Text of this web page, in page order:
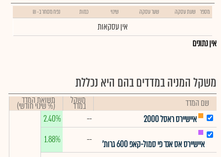
מספר שעת עסקה שער עסקה שינוי כמות נפח מסחר ב- ₪
אין עסקאות
אין נתונים
משקל המניה במדדים בהם היא נכללת
שם המדד משקל
במדד תשואת המדד
(% שינוי חודשי)
איישיירס ראסל 2000
--
2.40%
איישיירס אס אנד פי סמול-קאפ 600 גרות' --
1.88%